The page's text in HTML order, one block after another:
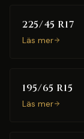
225/45 R17
Läs mer
195/65 R15
Läs mer